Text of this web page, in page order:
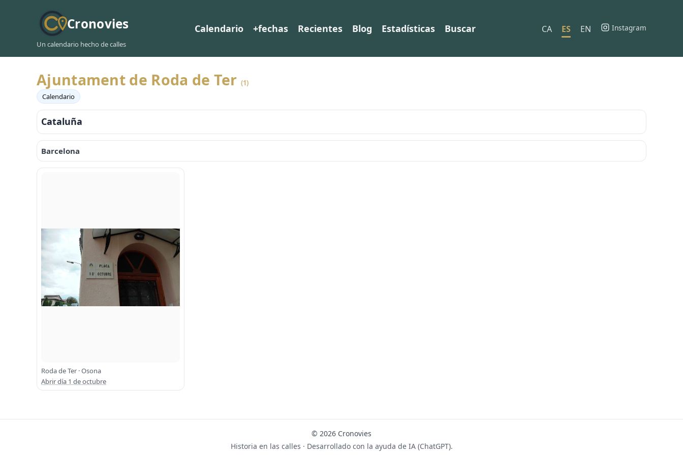
Cronovies
Un calendario hecho de calles
Calendario +fechas Recientes Blog Estadísticas Buscar CA ES EN Instagram
Ajuntament de Roda de Ter (1)
Calendario
Cataluña
Barcelona
Roda de Ter · Osona
Abrir día 1 de octubre
© 2026 Cronovies
Historia en las calles · Desarrollado con la ayuda de IA (ChatGPT).